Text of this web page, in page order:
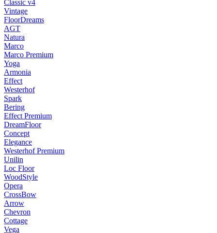
Classic v4
Vintage
FloorDreams
AGT
Natura
Marco
Marco Premium
Yoga
Armonia
Effect
Westerhof
Spark
Bering
Effect Premium
DreamFloor
Concept
Elegance
Westerhof Premium
Unilin
Loc Floor
WoodStyle
Opera
CrossBow
Arrow
Chevron
Cottage
Vega